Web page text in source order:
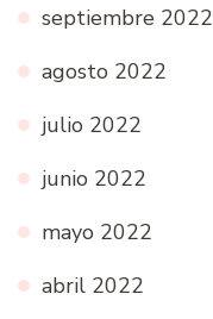
septiembre 2022
agosto 2022
julio 2022
junio 2022
mayo 2022
abril 2022